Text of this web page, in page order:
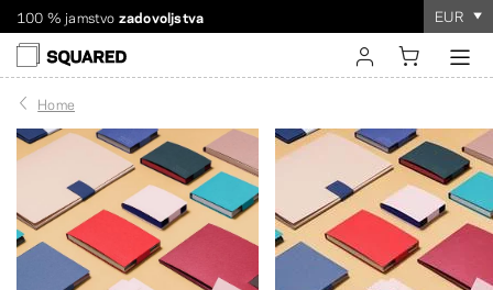
Dostava po vsem svetu. Znižana poštnina pri naročilih nad
Naročilo vzamele nekaj minut
100 % jamstvo zadovoljstva EUR
register
Home